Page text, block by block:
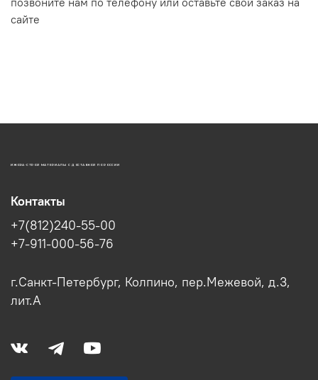
сайте
ИЖОРА-СТРОЙ МАТЕРИАЛЫ С ДОСТАВКОЙ ПО РОССИИ
Контакты
+7(812)240-55-00
+7-911-000-56-76
г.Санкт-Петербург, Колпино, пер.Межевой, д.3,
лит.А